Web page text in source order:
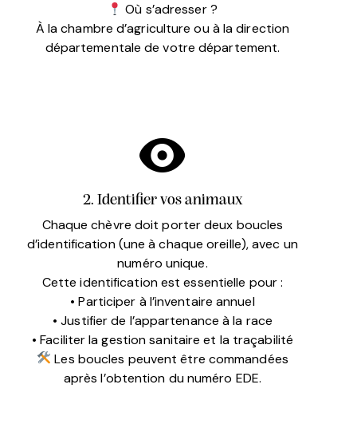
Où s’adresser ?
À la chambre d’agriculture ou à la direction
départementale de votre département.
2. Identifier vos animaux
Chaque chèvre doit porter deux boucles
d’identification (une à chaque oreille), avec un
numéro unique.
Cette identification est essentielle pour :
• Participer à l’inventaire annuel
• Justifier de l’appartenance à la race
• Faciliter la gestion sanitaire et la traçabilité
Les boucles peuvent être commandées
après l’obtention du numéro EDE.